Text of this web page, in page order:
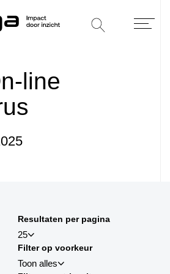
line
Resultaten per pagina
25
25
Filter op voorkeur
Toon alles
sortby_title:desc
sortby_palga:asc